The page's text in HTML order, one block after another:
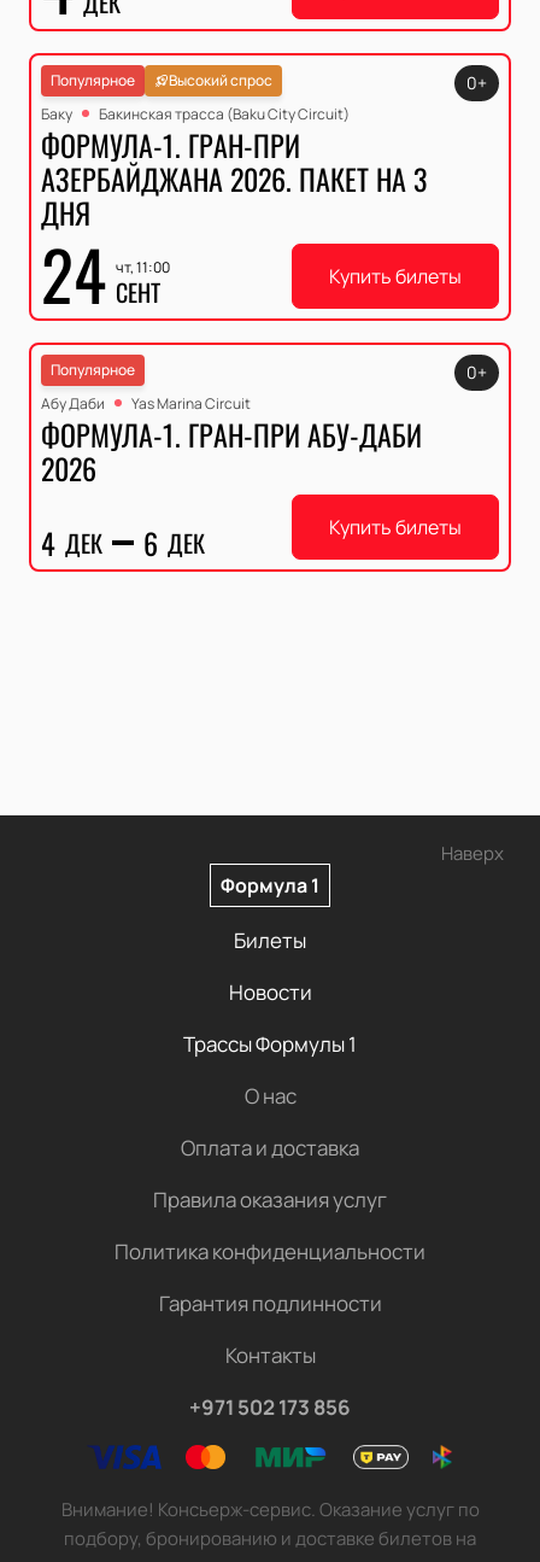
Популярное
Высокий спрос
Баку
Бакинская трасса (Baku City Circuit)
ФОРМУЛА-1. ГРАН-ПРИ
АЗЕРБАЙДЖАНА 2026. ПАКЕТ НА 3
ДНЯ
24 чт, 11:00
СЕНТ
0+
Купить билеты
Популярное
Абу Даби
Yas Marina Circuit
ФОРМУЛА-1. ГРАН-ПРИ АБУ-ДАБИ
2026
4 ДЕК 6 ДЕК
0+
Купить билеты
Наверх
Формула 1
Билеты
Новости
Трассы Формулы 1
О нас
Оплата и доставка
Правила оказания услуг
Политика конфиденциальности
Гарантия подлинности
Контакты
+971 502 173 856
Внимание! Консьерж-сервис. Оказание услуг по
подбору, бронированию и доставке билетов на